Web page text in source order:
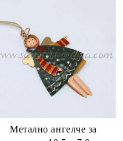
Метално ангелче за